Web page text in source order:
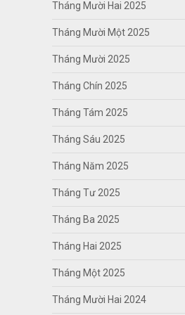
Tháng Mười Hai 2025
Tháng Mười Một 2025
Tháng Mười 2025
Tháng Chín 2025
Tháng Tám 2025
Tháng Sáu 2025
Tháng Năm 2025
Tháng Tư 2025
Tháng Ba 2025
Tháng Hai 2025
Tháng Một 2025
Tháng Mười Hai 2024